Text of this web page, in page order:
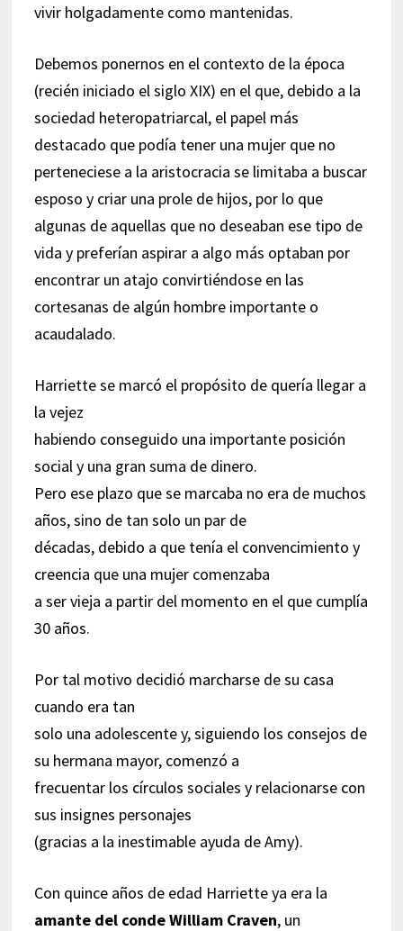
vivir holgadamente como mantenidas.
Debemos ponernos en el contexto de la época
(recién iniciado el siglo XIX) en el que, debido a la
sociedad heteropatriarcal, el papel más
destacado que podía tener una mujer que no
perteneciese a la aristocracia se limitaba a buscar
esposo y criar una prole de hijos, por lo que
algunas de aquellas que no deseaban ese tipo de
vida y preferían aspirar a algo más optaban por
encontrar un atajo convirtiéndose en las
cortesanas de algún hombre importante o
acaudalado.
Harriette se marcó el propósito de quería llegar a
la vejez
habiendo conseguido una importante posición
social y una gran suma de dinero.
Pero ese plazo que se marcaba no era de muchos
años, sino de tan solo un par de
décadas, debido a que tenía el convencimiento y
creencia que una mujer comenzaba
a ser vieja a partir del momento en el que cumplía
30 años.
Por tal motivo decidió marcharse de su casa
cuando era tan
solo una adolescente y, siguiendo los consejos de
su hermana mayor, comenzó a
frecuentar los círculos sociales y relacionarse con
sus insignes personajes
(gracias a la inestimable ayuda de Amy).
Con quince años de edad Harriette ya era la
amante del conde William Craven, un